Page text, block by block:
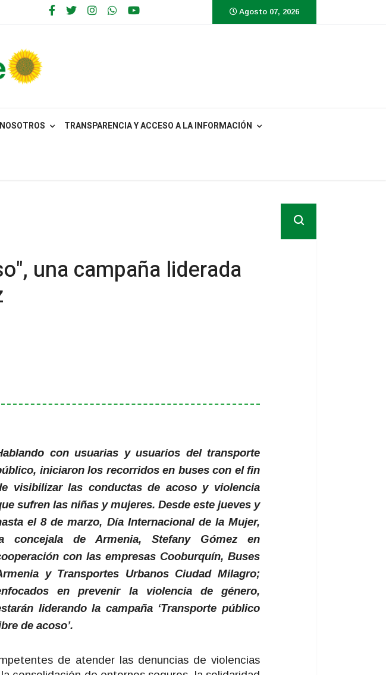
Agosto 07, 2026
NOSOTROS TRANSPARENCIA Y ACCESO A LA INFORMACIÓN
una campaña liderada
con usuarias y usuarios del transporte
iniciaron los recorridos en buses con el fin
visibilizar las conductas de acoso y violencia
sufren las niñas y mujeres. Desde este jueves y
el 8 de marzo, Día Internacional de la Mujer,
concejala de Armenia, Stefany Gómez en
con las empresas Cooburquín, Buses
y Transportes Urbanos Ciudad Milagro;
en prevenir la violencia de género,
liderando la campaña ‘Transporte público
de acoso’.
de atender las denuncias de violencias